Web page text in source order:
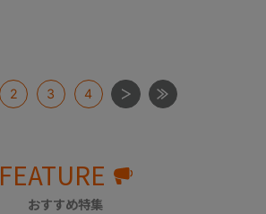
2 3 4
FEATURE
おすすめ特集